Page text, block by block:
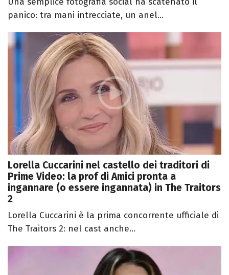
panico: tra mani intrecciate, un anel...
Lorella Cuccarini nel castello dei traditori di
Prime Video: la prof di Amici pronta a
ingannare (o essere ingannata) in The Traitors
2
Lorella Cuccarini è la prima concorrente ufficiale di
The Traitors 2: nel cast anche...